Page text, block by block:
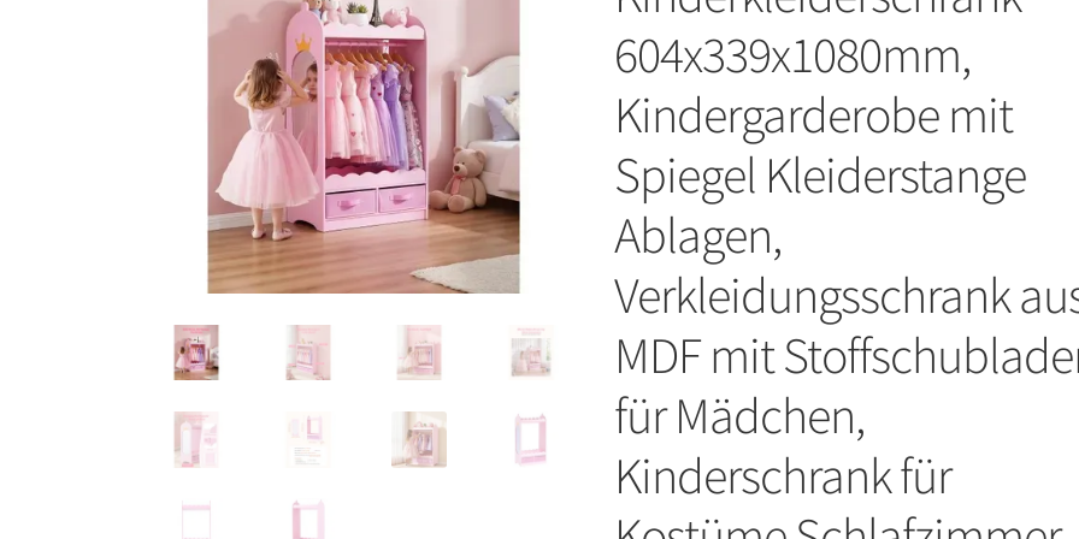
604x339x1080mm,
Kindergarderobe mit
Spiegel Kleiderstange
Ablagen,
Verkleidungsschrank
MDF mit
für Mädchen,
Kinderschrank für